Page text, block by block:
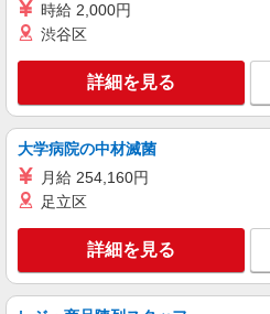
時給 2,000円
渋谷区
詳細を見る
大学病院の中材滅菌
月給 254,160円
足立区
詳細を見る